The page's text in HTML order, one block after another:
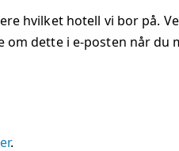
hvilket hotell vi bor på.
dette i e-posten når du
.